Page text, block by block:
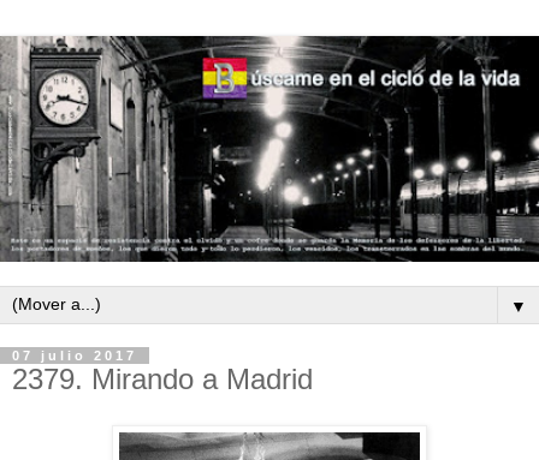
▼
07 julio 2017
2379. Mirando a Madrid